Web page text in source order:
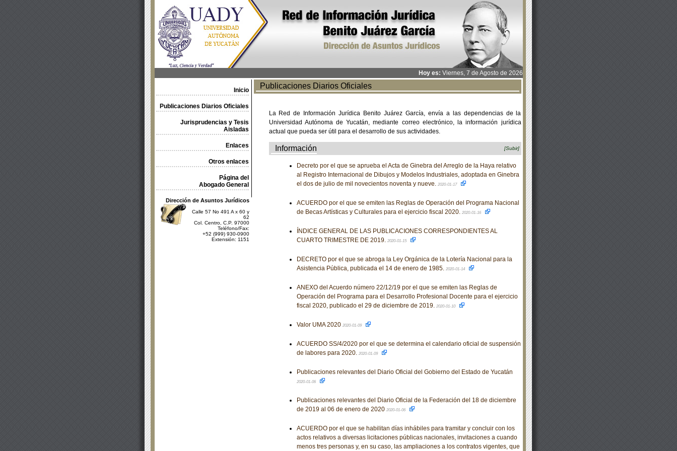
Hoy es: Viernes, 7 de Agosto de 2026
Inicio
Publicaciones Diarios Oficiales
Jurisprudencias y Tesis
Aisladas
Enlaces
Otros enlaces
Página del
Abogado General
Dirección de Asuntos Jurídicos
Calle 57 No 491 A x 60 y
62
Col. Centro, C.P. 97000
Teléfono/Fax:
+52 (999) 930-0900
Extensión: 1151
Publicaciones Diarios Oficiales
La Red de Información Jurídica Benito Juárez García, envía a las dependencias de la
Universidad Autónoma de Yucatán, mediante correo electrónico, la información jurídica
actual que pueda ser útil para el desarrollo de sus actividades.
Información [Subir]
Decreto por el que se aprueba el Acta de Ginebra del Arreglo de la Haya relativo
al Registro Internacional de Dibujos y Modelos Industriales, adoptada en Ginebra
el dos de julio de mil novecientos noventa y nueve. 2020-01-17
ACUERDO por el que se emiten las Reglas de Operación del Programa Nacional
de Becas Artísticas y Culturales para el ejercicio fiscal 2020. 2020-01-16
ÍNDICE GENERAL DE LAS PUBLICACIONES CORRESPONDIENTES AL
CUARTO TRIMESTRE DE 2019. 2020-01-15
DECRETO por el que se abroga la Ley Orgánica de la Lotería Nacional para la
Asistencia Pública, publicada el 14 de enero de 1985. 2020-01-14
ANEXO del Acuerdo número 22/12/19 por el que se emiten las Reglas de
Operación del Programa para el Desarrollo Profesional Docente para el ejercicio
fiscal 2020, publicado el 29 de diciembre de 2019. 2020-01-10
Valor UMA 2020 2020-01-09
ACUERDO SS/4/2020 por el que se determina el calendario oficial de suspensión
de labores para 2020. 2020-01-09
Publicaciones relevantes del Diario Oficial del Gobierno del Estado de Yucatán
2020-01-06
Publicaciones relevantes del Diario Oficial de la Federación del 18 de diciembre
de 2019 al 06 de enero de 2020 2020-01-06
ACUERDO por el que se habilitan días inhábiles para tramitar y concluir con los
actos relativos a diversas licitaciones públicas nacionales, invitaciones a cuando
menos tres personas y, en su caso, las ampliaciones a los contratos vigentes, que